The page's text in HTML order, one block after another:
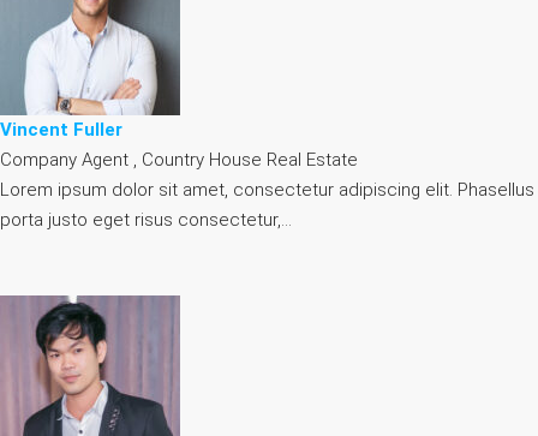
Vincent Fuller
Company Agent , Country House Real Estate
Lorem ipsum dolor sit amet, consectetur adipiscing elit. Phasellus
porta justo eget risus consectetur,…